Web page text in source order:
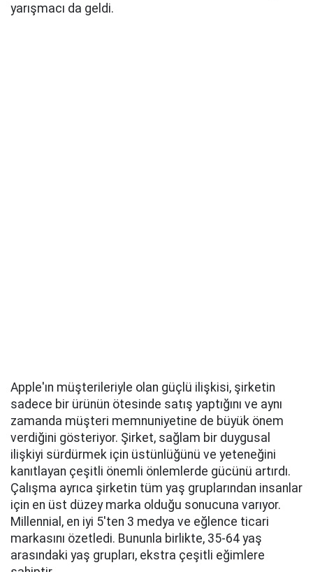
yarışmacı da geldi.
Apple'ın müşterileriyle olan güçlü ilişkisi, şirketin
sadece bir ürünün ötesinde satış yaptığını ve aynı
zamanda müşteri memnuniyetine de büyük önem
verdiğini gösteriyor. Şirket, sağlam bir duygusal
ilişkiyi sürdürmek için üstünlüğünü ve yeteneğini
kanıtlayan çeşitli önemli önlemlerde gücünü artırdı.
Çalışma ayrıca şirketin tüm yaş gruplarından insanlar
için en üst düzey marka olduğu sonucuna varıyor.
Millennial, en iyi 5'ten 3 medya ve eğlence ticari
markasını özetledi. Bununla birlikte, 35-64 yaş
arasındaki yaş grupları, ekstra çeşitli eğimlere